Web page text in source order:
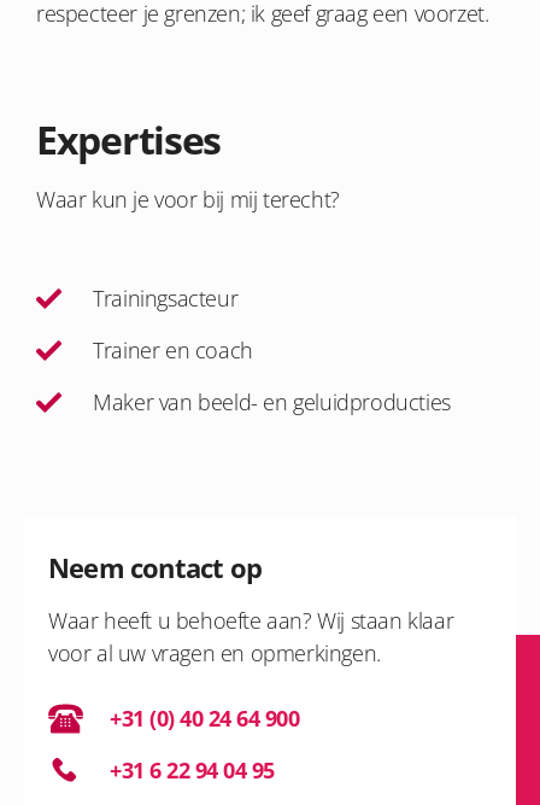
respecteer je grenzen; ik geef graag een voorzet.
Expertises
Waar kun je voor bij mij terecht?
Trainingsacteur
Trainer en coach
Maker van beeld- en geluidproducties
Neem contact op
Waar heeft u behoefte aan? Wij staan klaar
voor al uw vragen en opmerkingen.
+31 (0) 40 24 64 900
+31 6 22 94 04 95